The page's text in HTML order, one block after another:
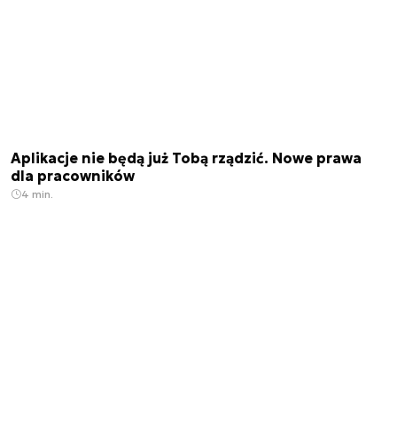
Aplikacje nie będą już Tobą rządzić. Nowe prawa
dla pracowników
4 min.